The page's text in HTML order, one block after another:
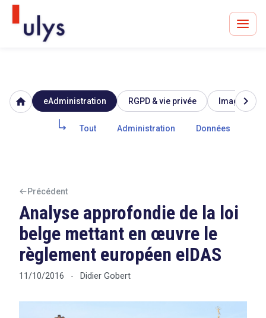
Avocats à Paris & Bruxelles
Leader en droit de l'innovation depuis 30 ans
Tout sur le RGPD
home eAdministration RGPD & vie privée Image &
Tout Administration Données
chevron_right
Précédent
Analyse approfondie de la loi
belge mettant en œuvre le
règlement européen eIDAS
11/10/2016 - Didier Gobert